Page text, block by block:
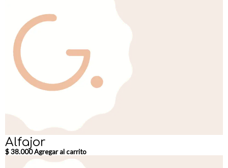
Alfajor
$38.000Agregar al carrito